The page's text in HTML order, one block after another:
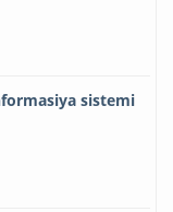
sistemi